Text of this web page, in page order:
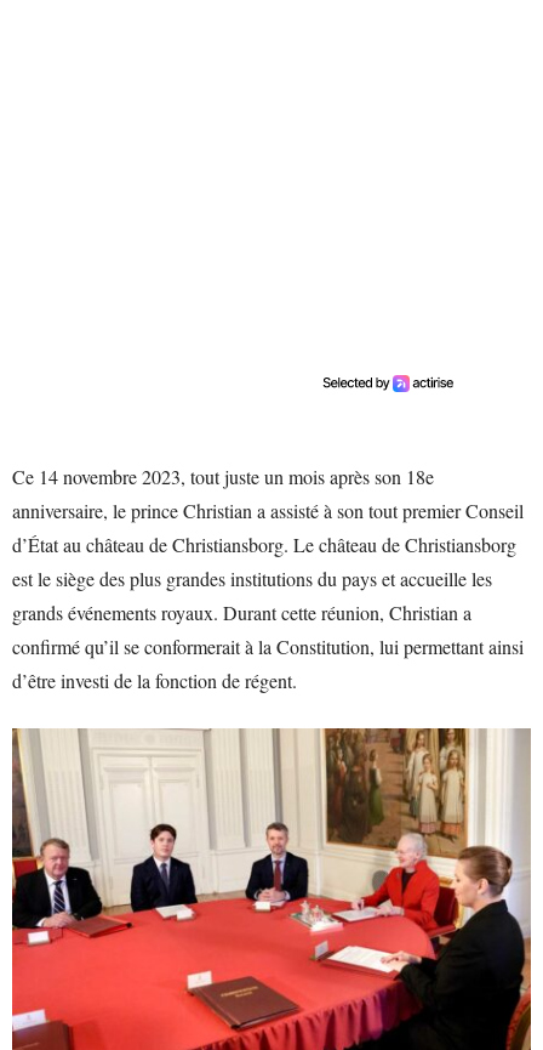
Ce 14 novembre 2023, tout juste un mois après son 18e
anniversaire, le prince Christian a assisté à son tout premier Conseil
d’État au château de Christiansborg. Le château de Christiansborg
est le siège des plus grandes institutions du pays et accueille les
grands événements royaux. Durant cette réunion, Christian a
confirmé qu’il se conformerait à la Constitution, lui permettant ainsi
d’être investi de la fonction de régent.